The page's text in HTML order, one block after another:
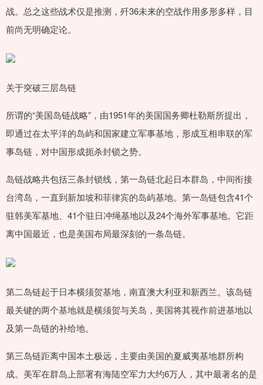
战。总之这些战术仅是推测，歼36未来的空战作用多形多样，目
前尚无明确定论。
关于突破三层岛链
所谓的“美国岛链战略”，由1951年的美国国务卿杜勒斯所提出，
即通过在太平洋的岛屿和国家建立军事基地，形成互相串联的军
事岛链，对中国形成扼杀封锁之势。
岛链战略共包括三条封锁线，第一岛链北起日本群岛，中间衔接
台湾岛，一直到新加坡和菲律宾的岛屿基地。第一岛链包含41个
驻韩美军基地、41个驻日冲绳基地以及24个海外军事基地。它距
离中国最近，也是美国布局最深刻的一条岛链。
第二岛链起于日本横须贺基地，南直澳大利亚和新西兰。该岛链
最关键的两个基地就是横须贺与关岛，美国将其视作前进基地以
及第一岛链的补给地。
第三岛链距离中国本土极远，主要由美国的夏威夷基地群所构
成。美军在群岛上部署有海陆空军力大约6万人，其中最著名的是